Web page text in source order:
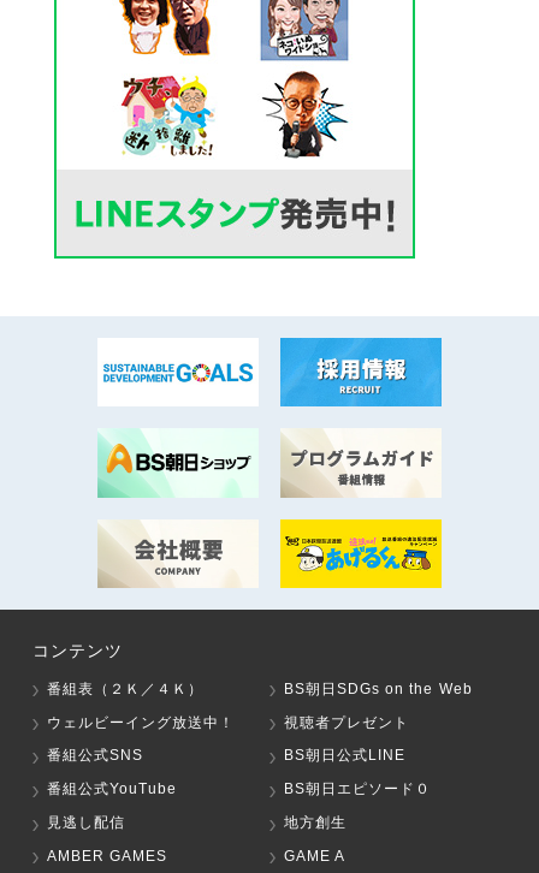
コンテンツ
番組表（２Ｋ／４Ｋ）
BS朝日SDGs on the Web
ウェルビーイング放送中！
視聴者プレゼント
番組公式SNS
BS朝日公式LINE
番組公式YouTube
BS朝日エピソード０
見逃し配信
地方創生
AMBER GAMES
GAME A